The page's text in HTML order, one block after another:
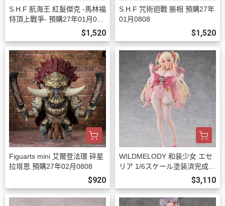
S.H.F 航海王 紅髮傑克 -馬林福
特頂上戰爭- 預購27年01月080
$1,520
S.H.F 咒術迴戰 脹相 預購27年
01月0808
$1,520
Figuarts mini 艾爾登法環 碎星
拉塔恩 預購27年02月0808
$920
WILDMELODY 和装少女 エセ
リア 1/6スケール塗装済完成品
フィギュア 預購27年08月102
3
$3,110